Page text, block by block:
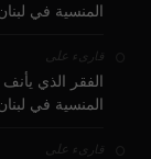
المنسية في
قارىء على
الفقر الذي
المنسية في
قارىء على